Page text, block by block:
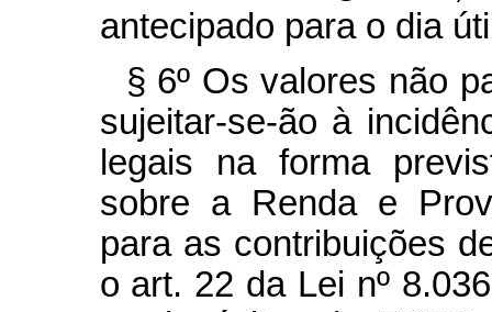
antecipado para o dia
§ 6º Os valores não
sujeitar-se-ão à
legais na forma
sobre a Renda e
para as contribuições
o art. 22 da Lei nº